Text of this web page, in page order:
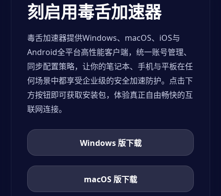
刻启用毒舌加速器
毒舌加速器提供Windows、macOS、iOS与
Android全平台高性能客户端，统一账号管理、
同步配置策略，让你的笔记本、手机与平板在任
何场景中都享受企业级的安全加速防护。点击下
方按钮即可获取安装包，体验真正自由畅快的互
联网连接。
Windows 版下载
macOS 版下载